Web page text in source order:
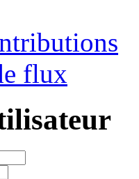
flux